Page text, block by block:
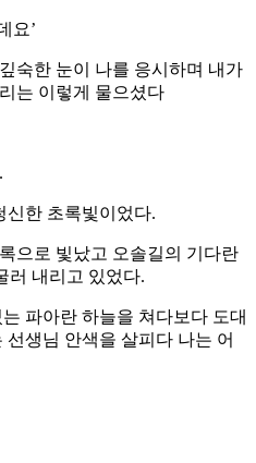
요’
숙한 눈이 나를 응시하며 내가
는 이렇게 물으셨다
신한 초록빛이었다.
으로 빛났고 오솔길의 기다란
러 내리고 있었다.
파아란 하늘을 쳐다보다 도대
생님 안색을 살피다 나는 어